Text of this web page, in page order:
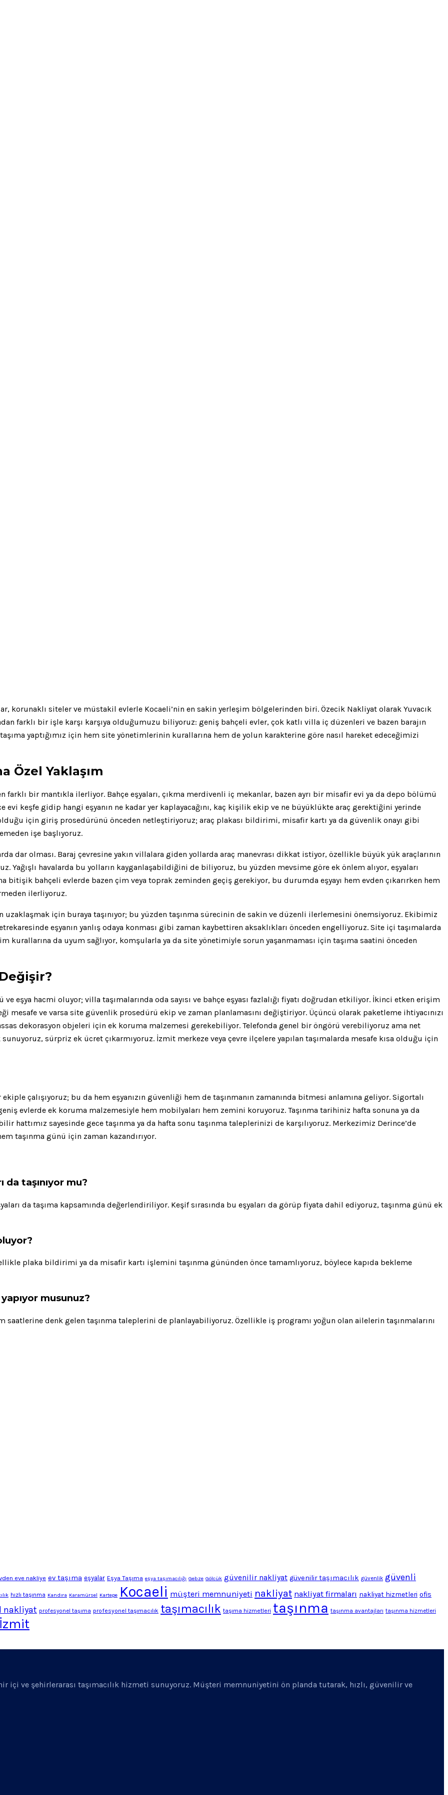
korunaklı siteler ve müstakil evlerle Kocaeli’nin en sakin yerleşim bölgelerinden biri. Özecik Nakliyat olarak Yuvacık
farklı bir işle karşı karşıya olduğumuzu biliyoruz: geniş bahçeli evler, çok katlı villa iç düzenleri ve bazen barajın
yaptığımız için hem site yönetimlerinin kurallarına hem de yolun karakterine göre nasıl hareket edeceğimizi
Özel Yaklaşım
bir mantıkla ilerliyor. Bahçe eşyaları, çıkma merdivenli iç mekanlar, bazen ayrı bir misafir evi ya da depo bölümü
keşfe gidip hangi eşyanın ne kadar yer kaplayacağını, kaç kişilik ekip ve ne büyüklükte araç gerektiğini yerinde
için giriş prosedürünü önceden netleştiriyoruz; araç plakası bildirimi, misafir kartı ya da güvenlik onayı gibi
işe başlıyoruz.
dar olması. Baraj çevresine yakın villalara giden yollarda araç manevrası dikkat istiyor, özellikle büyük yük araçlarının
Yağışlı havalarda bu yolların kayganlaşabildiğini de biliyoruz, bu yüzden mevsime göre ek önlem alıyor, eşyaları
bitişik bahçeli evlerde bazen çim veya toprak zeminden geçiş gerekiyor, bu durumda eşyayı hem evden çıkarırken hem
ilerliyoruz.
uzaklaşmak için buraya taşınıyor; bu yüzden taşınma sürecinin de sakin ve düzenli ilerlemesini önemsiyoruz. Ekibimiz
eşyanın yanlış odaya konması gibi zaman kaybettiren aksaklıkları önceden engelliyoruz. Site içi taşımalarda
kurallarına da uyum sağlıyor, komşularla ya da site yönetimiyle sorun yaşanmaması için taşıma saatini önceden
eşya hacmi oluyor; villa taşımalarında oda sayısı ve bahçe eşyası fazlalığı fiyatı doğrudan etkiliyor. İkinci etken erişim
mesafe ve varsa site güvenlik prosedürü ekip ve zaman planlamasını değiştiriyor. Üçüncü olarak paketleme ihtiyacınızı
dekorasyon objeleri için ek koruma malzemesi gerekebiliyor. Telefonda genel bir öngörü verebiliyoruz ama net
sunuyoruz, sürpriz ek ücret çıkarmıyoruz. İzmit merkeze veya çevre ilçelere yapılan taşımalarda mesafe kısa olduğu için
çalışıyoruz; bu da hem eşyanızın güvenliği hem de taşınmanın zamanında bitmesi anlamına geliyor. Sigortalı
evlerde ek koruma malzemesiyle hem mobilyaları hem zemini koruyoruz. Taşınma tarihiniz hafta sonuna ya da
hattımız sayesinde gece taşınma ya da hafta sonu taşınma taleplerinizi de karşılıyoruz. Merkezimiz Derince’de
taşınma günü için zaman kazandırıyor.
da taşınıyor mu?
da taşıma kapsamında değerlendiriliyor. Keşif sırasında bu eşyaları da görüp fiyata dahil ediyoruz, taşınma günü ek
plaka bildirimi ya da misafir kartı işlemini taşınma gününden önce tamamlıyoruz, böylece kapıda bekleme
musunuz?
saatlerine denk gelen taşınma taleplerini de planlayabiliyoruz. Özellikle iş programı yoğun olan ailelerin taşınmalarını
eve nakliye ev taşıma eşyalar Eşya Taşıma eşya taşımacılığı Gebze Gölcük güvenilir nakliyat güvenilir taşımacılık güvenlik güvenli
hızlı taşınma Kandıra Karamürsel Kartepe Kocaeli müşteri memnuniyeti nakliyat nakliyat firmaları nakliyat hizmetleri ofis
nakliyat profesyonel taşıma profesyonel taşımacılık taşımacılık taşıma hizmetleri taşınma taşınma avantajları taşınma hizmetleri
İzmit
içi ve şehirlerarası taşımacılık hizmeti sunuyoruz. Müşteri memnuniyetini ön planda tutarak, hızlı, güvenilir ve